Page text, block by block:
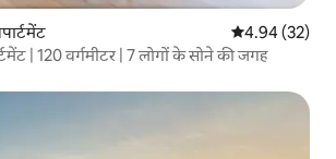
औसत रेटिंग 5 में
4.94 (32)
| 120 वर्गमीटर | 7 लोगों के सोने की जगह